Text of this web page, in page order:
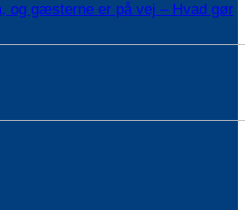
og gæsterne er på vej – Hvad gør